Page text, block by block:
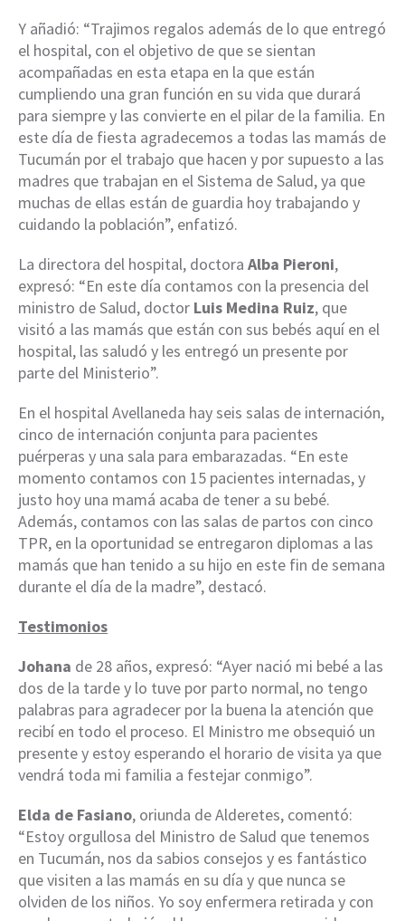
Y añadió: “Trajimos regalos además de lo que entregó
el hospital, con el objetivo de que se sientan
acompañadas en esta etapa en la que están
cumpliendo una gran función en su vida que durará
para siempre y las convierte en el pilar de la familia. En
este día de fiesta agradecemos a todas las mamás de
Tucumán por el trabajo que hacen y por supuesto a las
madres que trabajan en el Sistema de Salud, ya que
muchas de ellas están de guardia hoy trabajando y
cuidando la población”, enfatizó.
La directora del hospital, doctora Alba Pieroni,
expresó: “En este día contamos con la presencia del
ministro de Salud, doctor Luis Medina Ruiz, que
visitó a las mamás que están con sus bebés aquí en el
hospital, las saludó y les entregó un presente por
parte del Ministerio”.
En el hospital Avellaneda hay seis salas de internación,
cinco de internación conjunta para pacientes
puérperas y una sala para embarazadas. “En este
momento contamos con 15 pacientes internadas, y
justo hoy una mamá acaba de tener a su bebé.
Además, contamos con las salas de partos con cinco
TPR, en la oportunidad se entregaron diplomas a las
mamás que han tenido a su hijo en este fin de semana
durante el día de la madre”, destacó.
Testimonios
Johana de 28 años, expresó: “Ayer nació mi bebé a las
dos de la tarde y lo tuve por parto normal, no tengo
palabras para agradecer por la buena la atención que
recibí en todo el proceso. El Ministro me obsequió un
presente y estoy esperando el horario de visita ya que
vendrá toda mi familia a festejar conmigo”.
Elda de Fasiano, oriunda de Alderetes, comentó:
“Estoy orgullosa del Ministro de Salud que tenemos
en Tucumán, nos da sabios consejos y es fantástico
que visiten a las mamás en su día y que nunca se
olviden de los niños. Yo soy enfermera retirada y con